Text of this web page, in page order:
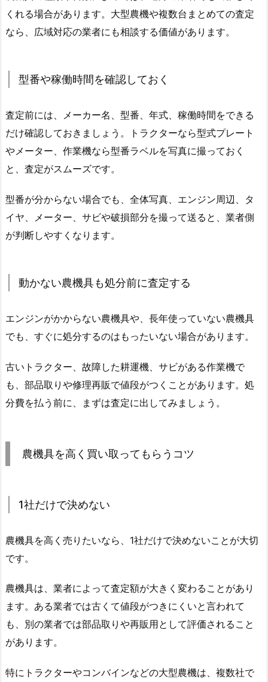
くれる場合があります。大型農機や複数台まとめての査定
なら、広域対応の業者にも相談する価値があります。
型番や稼働時間を確認しておく
査定前には、メーカー名、型番、年式、稼働時間をできる
だけ確認しておきましょう。トラクターなら型式プレート
やメーター、作業機なら型番ラベルを写真に撮っておく
と、査定がスムーズです。
型番が分からない場合でも、全体写真、エンジン周辺、タ
イヤ、メーター、サビや破損部分を撮って送ると、業者側
が判断しやすくなります。
動かない農機具も処分前に査定する
エンジンがかからない農機具や、長年使っていない農機具
でも、すぐに処分するのはもったいない場合があります。
古いトラクター、故障した耕運機、サビがある作業機で
も、部品取りや修理再販で値段がつくことがあります。処
分費を払う前に、まずは査定に出してみましょう。
農機具を高く買い取ってもらうコツ
1社だけで決めない
農機具を高く売りたいなら、1社だけで決めないことが大切
です。
農機具は、業者によって査定額が大きく変わることがあり
ます。ある業者では古くて値段がつきにくいと言われて
も、別の業者では部品取りや再販用として評価されること
があります。
特にトラクターやコンバインなどの大型農機は、複数社で